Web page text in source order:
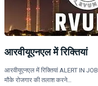
आरवीयूएनएल में रिक्तियां
आरवीयूएनएल में रिक्तियां ALERT IN
मौके रोजगार की तलाश करने…